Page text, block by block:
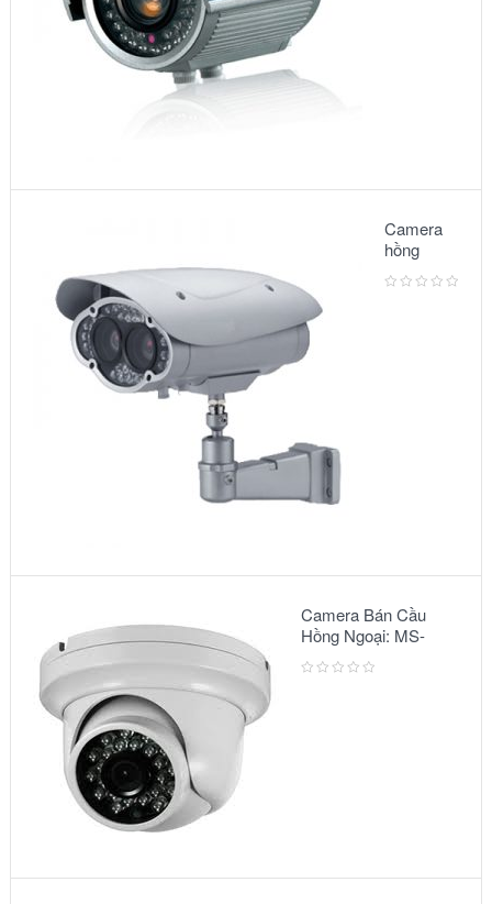
Camera
hồng
ngoại:
Model –
Camera Bán Cầu
Hồng Ngoại: MS-
2303 IR